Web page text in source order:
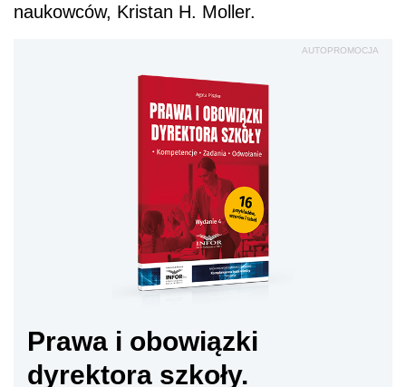
naukowców, Kristan H. Moller.
AUTOPROMOCJA
Prawa i obowiązki
dyrektora szkoły.